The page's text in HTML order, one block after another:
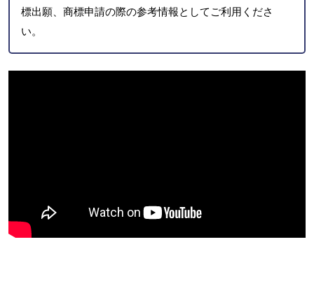
標出願、商標申請の際の参考情報としてご利用くださ
い。